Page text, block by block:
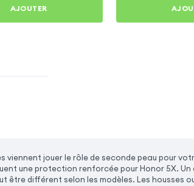
AJOUTER
jouer le rôle de seconde peau pour
une protection renforcée pour Honor 5X. Un
être différent selon les modèles. Les housses